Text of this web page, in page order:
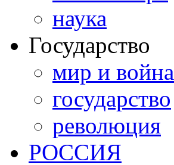
наука
Государство
мир и война
государство
революция
РОССИЯ